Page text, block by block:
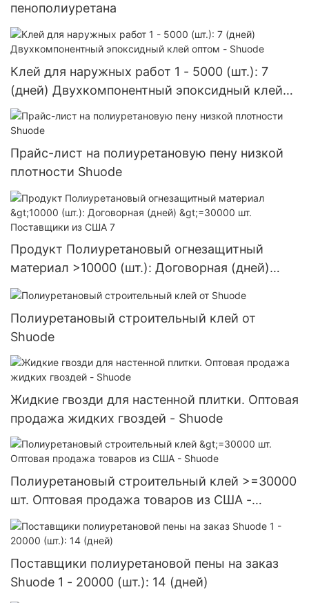
пенополиуретана
Клей для наружных работ 1 - 5000 (шт.): 7
(дней) Двухкомпонентный эпоксидный клей
оптом - Shuode
Прайс-лист на полиуретановую пену низкой
плотности Shuode
Продукт Полиуретановый огнезащитный
материал >10000 (шт.): Договорная (дней)
>=30000 шт. Поставщики из США 7
Полиуретановый строительный клей от
Shuode
Жидкие гвозди для настенной плитки. Оптовая
продажа жидких гвоздей - Shuode
Полиуретановый строительный клей >=30000
шт. Оптовая продажа товаров из США -
Shuode
Поставщики полиуретановой пены на заказ
Shuode 1 - 20000 (шт.): 14 (дней)